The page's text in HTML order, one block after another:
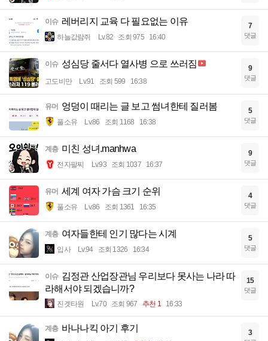
이슈 레버리지 교육 다 필요없는 이유
하늘값람쥐 Lv.82 조회 975 16:40
7
댓글
이슈 성심당 줄서다 열사병 으로 쓰러짐
고도비만 Lv.91 조회 599 16:38
9
댓글
유머 엉덩이 때리는 글 보고 썸녀한테 질러봄
풀소유 Lv.86 조회 1168 16:38
5
댓글
계층 미친 성녀.manhwa
전자팔찌 Lv.93 조회 1037 16:37
9
댓글
유머 세계 여자 가슴 크기 순위
풀소유 Lv.86 조회 1361 16:35
4
댓글
계층 여자들한테 인기 많다는 시계
입사 Lv.94 조회 1326 16:34
5
댓글
이슈 김정관 산업장관님 우리보다 못사는 나라 따
라해서야 되겠습니까?
진겟타원 Lv.70 조회 967 추천 1 16:33
15
댓글
계층 바나나킥 아기 후기 3